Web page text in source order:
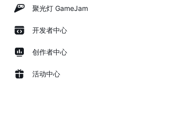
聚光灯 GameJam
开发者中心
创作者中心
活动中心